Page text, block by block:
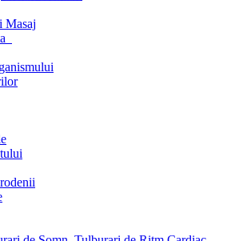
Masaj